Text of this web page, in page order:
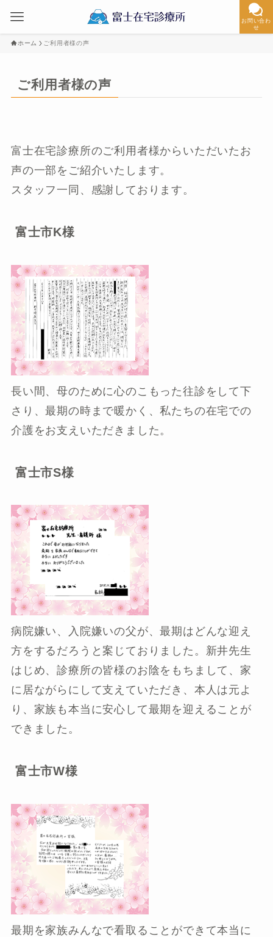
お問い合わ
せ
ホーム ご利用者様の声
ご利用者様の声
富士在宅診療所のご利用者様からいただいたお
声の一部をご紹介いたします。
スタッフ一同、感謝しております。
富士市K様
長い間、母のために心のこもった往診をして下
さり、最期の時まで暖かく、私たちの在宅での
介護をお支えいただきました。
富士市S様
病院嫌い、入院嫌いの父が、最期はどんな迎え
方をするだろうと案じておりました。新井先生
はじめ、診療所の皆様のお陰をもちまして、家
に居ながらにして支えていただき、本人は元よ
り、家族も本当に安心して最期を迎えることが
できました。
富士市W様
最期を家族みんなで看取ることができて本当に